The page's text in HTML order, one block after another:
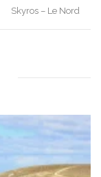
Skyros – Le Nord